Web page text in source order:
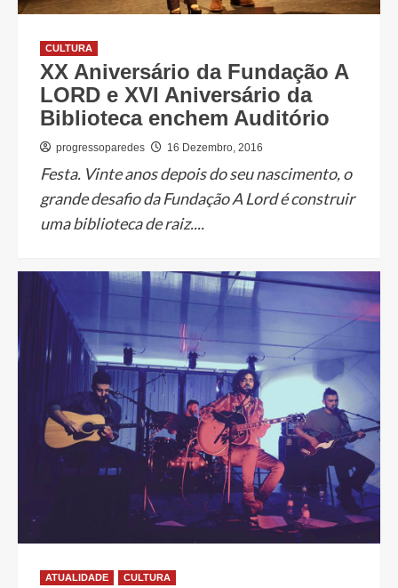
CULTURA
XX Aniversário da Fundação A
LORD e XVI Aniversário da
Biblioteca enchem Auditório
progressoparedes 16 Dezembro, 2016
Festa. Vinte anos depois do seu nascimento, o
grande desafio da Fundação A Lord é construir
uma biblioteca de raiz....
ATUALIDADE CULTURA